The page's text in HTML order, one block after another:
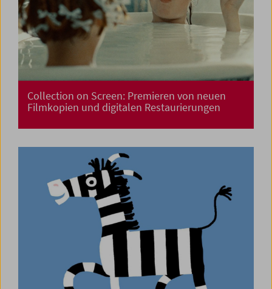
Collection on Screen: Premieren von neuen
Filmkopien und digitalen Restaurierungen